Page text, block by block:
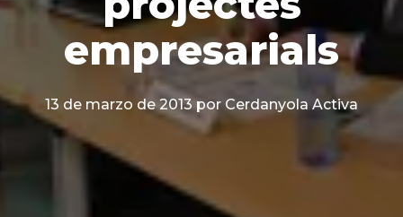
empresarials
13 de marzo de 2013 por Cerdanyola Activa